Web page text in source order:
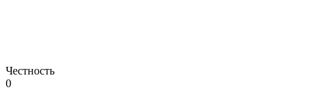
Честность
0